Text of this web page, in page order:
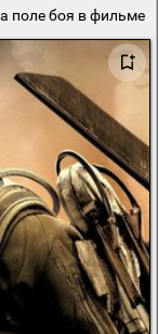
и Эмилией
поле боя в фильме